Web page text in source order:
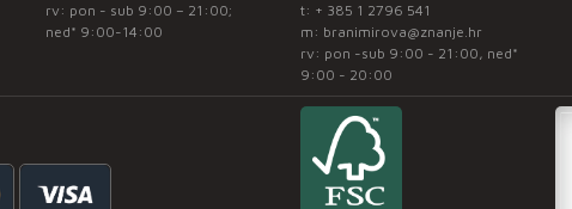
rv: pon - sub 9:00 – 21:00;
ned* 9:00-14:00
t: + 385 1 2796 541
m: branimirova@znanje.hr
rv: pon -sub 9:00 - 21:00, ned*
9:00 - 20:00